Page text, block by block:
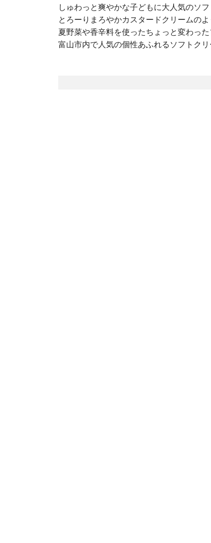
しゅわっと爽やかな子どもに大人気のソ
とろーりまろやかカスタードクリームのよ
夏野菜や香辛料を使ったちょっと変わった
富山市内で人気の個性あふれるソフトクリ